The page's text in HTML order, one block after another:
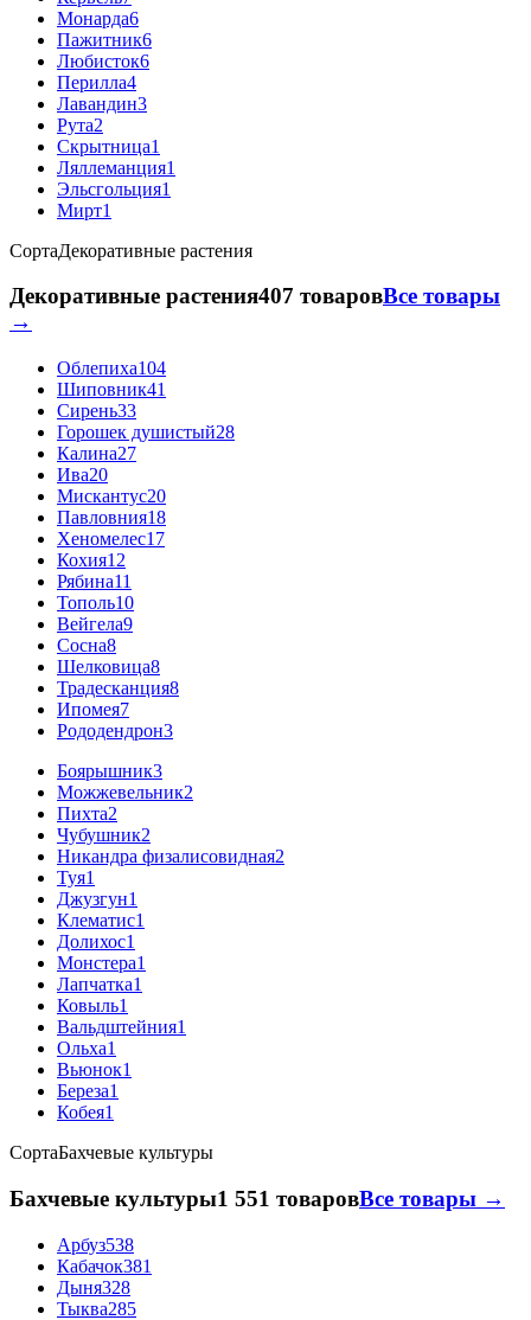
Монарда6
Пажитник6
Любисток6
Перилла4
Лавандин3
Рута2
Скрытница1
Ляллеманция1
Эльсгольция1
Мирт1
СортаДекоративные растения
Декоративные растения407 товаровВсе товары
→
Облепиха104
Шиповник41
Сирень33
Горошек душистый28
Калина27
Ива20
Мискантус20
Павловния18
Хеномелес17
Кохия12
Рябина11
Тополь10
Вейгела9
Сосна8
Шелковица8
Традесканция8
Ипомея7
Рододендрон3
Боярышник3
Можжевельник2
Пихта2
Чубушник2
Никандра физалисовидная2
Туя1
Джузгун1
Клематис1
Долихос1
Монстера1
Лапчатка1
Ковыль1
Вальдштейния1
Ольха1
Вьюнок1
Береза1
Кобея1
СортаБахчевые культуры
Бахчевые культуры1 551 товаровВсе товары →
Арбуз538
Кабачок381
Дыня328
Тыква285